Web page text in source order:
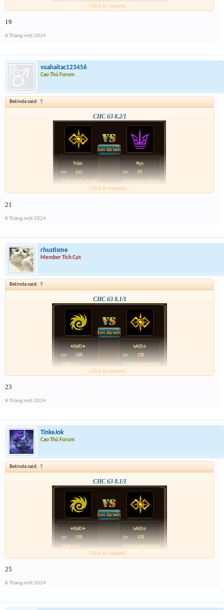
Click to expand...
19
8 Tháng một 2024
vuahaitac123456
Cao Thủ Forum
Belinda said: ↑
CHC 63 8.2/1
Click to expand...
21
8 Tháng một 2024
rhustisme
Member Tích Cực
Belinda said: ↑
CHC 63 8.1/1
Click to expand...
23
8 Tháng một 2024
TinkeJok
Cao Thủ Forum
Belinda said: ↑
CHC 63 8.1/1
Click to expand...
25
8 Tháng một 2024